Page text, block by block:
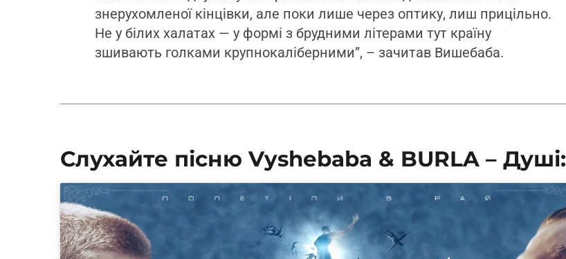
знерухомленої кінцівки, але поки лише через оптику, лиш прицільно.
Не у білих халатах — у формі з брудними літерами тут країну
зшивають голками крупнокаліберними”, – зачитав Вишебаба.
Слухайте пісню Vyshebaba & BURLA – Душі: